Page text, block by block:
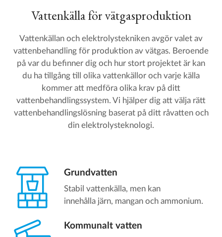
Vattenkälla för vätgasproduktion
Vattenkällan och elektrolystekniken avgör valet av
vattenbehandling för produktion av vätgas. Beroende
på var du befinner dig och hur stort projektet är kan
du ha tillgång till olika vattenkällor och varje källa
kommer att medföra olika krav på ditt
vattenbehandlingssystem. Vi hjälper dig att välja rätt
vattenbehandlingslösning baserat på ditt råvatten och
din elektrolysteknologi.
Grundvatten
Stabil vattenkälla, men kan
innehålla järn, mangan och ammonium.
Kommunalt vatten